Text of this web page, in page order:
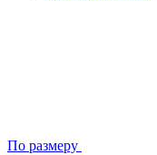
По размеру